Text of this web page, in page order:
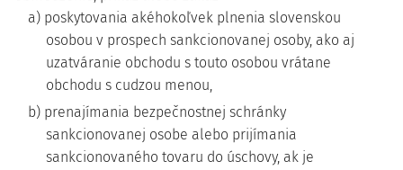
a) poskytovania akéhokoľvek plnenia slovenskou
osobou v prospech sankcionovanej osoby, ako aj
uzatváranie obchodu s touto osobou vrátane
obchodu s cudzou menou,
b) prenajímania bezpečnostnej schránky
sankcionovanej osobe alebo prijímania
sankcionovaného tovaru do úschovy, ak je